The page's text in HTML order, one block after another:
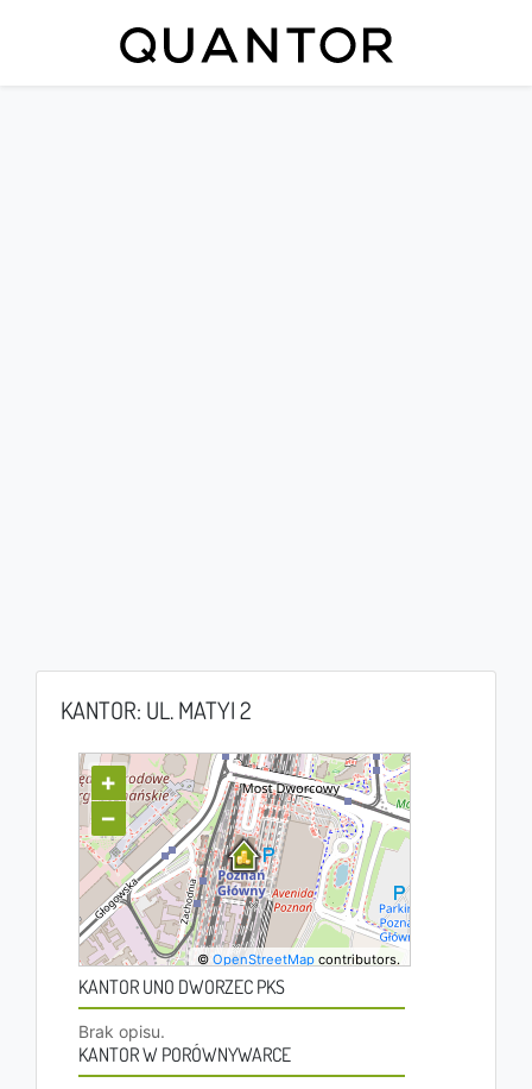
KANTOR: UL. MATYI 2
+
−
©OpenStreetMap contributors.
KANTOR UNO DWORZEC PKS
Brak opisu.
KANTOR W PORÓWNYWARCE